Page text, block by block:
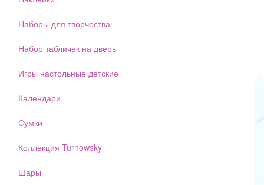
Наборы для творчества
Набор табличек на дверь
Игры настольные детские
Календари
Сумки
Коллекция Turnowsky
Шары